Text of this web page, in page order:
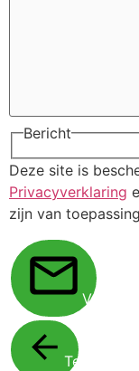
Bericht
Deze site is
Privacyverklaring
zijn van
Verstuur
Terug